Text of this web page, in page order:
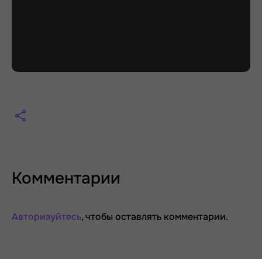
Комментарии
Авторизуйтесь, чтобы оставлять комментарии.